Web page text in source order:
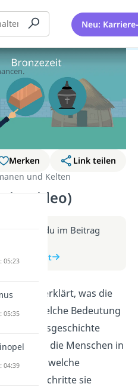
Neu:
Merken
Link teilen
und Kelten
(Video)
erhältst du im Beitrag
Bronzezeit
wird erklärt, was die
und welche Bedeutung
wie die Menschen in
lebten, welche
Fortschritte sie
05:23
05:35
04:39